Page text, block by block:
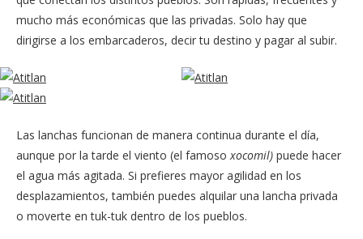
mucho más económicas que las privadas. Solo hay que
dirigirse a los embarcaderos, decir tu destino y pagar al subir.
Las lanchas funcionan de manera continua durante el día,
aunque por la tarde el viento (el famosoxocomil) puede hacer
el agua más agitada. Si prefieres mayor agilidad en los
desplazamientos, también puedes alquilar una lancha privada
o moverte en tuk-tuk dentro de los pueblos.